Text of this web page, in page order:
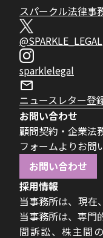
スパークル法律事
@SPARKLE_LEGAL
sparklelegal
ニュースレター登
お問い合わせ
顧問契約・企業法
フォームよりお問
お問い合わせ
採用情報
当事務所は、現在
当事務所は、専門
間訴訟、株主間